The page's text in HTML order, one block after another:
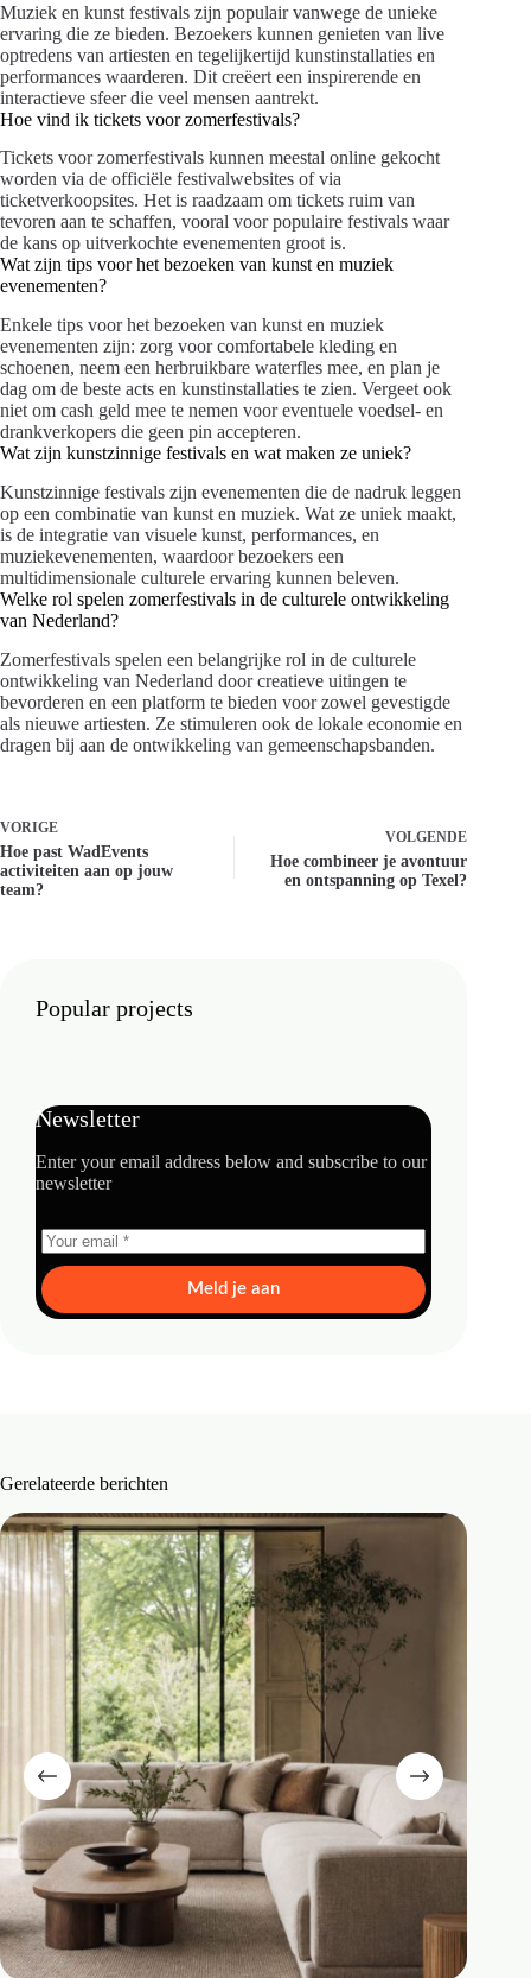
Muziek en kunst festivals zijn populair vanwege de unieke
ervaring die ze bieden. Bezoekers kunnen genieten van live
optredens van artiesten en tegelijkertijd kunstinstallaties en
performances waarderen. Dit creëert een inspirerende en
interactieve sfeer die veel mensen aantrekt.
Hoe vind ik tickets voor zomerfestivals?
Tickets voor zomerfestivals kunnen meestal online gekocht
worden via de officiële festivalwebsites of via
ticketverkoopsites. Het is raadzaam om tickets ruim van
tevoren aan te schaffen, vooral voor populaire festivals waar
de kans op uitverkochte evenementen groot is.
Wat zijn tips voor het bezoeken van kunst en muziek
evenementen?
Enkele tips voor het bezoeken van kunst en muziek
evenementen zijn: zorg voor comfortabele kleding en
schoenen, neem een herbruikbare waterfles mee, en plan je
dag om de beste acts en kunstinstallaties te zien. Vergeet ook
niet om cash geld mee te nemen voor eventuele voedsel- en
drankverkopers die geen pin accepteren.
Wat zijn kunstzinnige festivals en wat maken ze uniek?
Kunstzinnige festivals zijn evenementen die de nadruk leggen
op een combinatie van kunst en muziek. Wat ze uniek maakt,
is de integratie van visuele kunst, performances, en
muziekevenementen, waardoor bezoekers een
multidimensionale culturele ervaring kunnen beleven.
Welke rol spelen zomerfestivals in de culturele ontwikkeling
van Nederland?
Zomerfestivals spelen een belangrijke rol in de culturele
ontwikkeling van Nederland door creatieve uitingen te
bevorderen en een platform te bieden voor zowel gevestigde
als nieuwe artiesten. Ze stimuleren ook de lokale economie en
dragen bij aan de ontwikkeling van gemeenschapsbanden.
VORIGE
Hoe past WadEvents
activiteiten aan op jouw
team?
VOLGENDE
Hoe combineer je avontuur
en ontspanning op Texel?
Popular projects
Newsletter
Enter your email address below and subscribe to our
newsletter
Meld je aan
Gerelateerde berichten